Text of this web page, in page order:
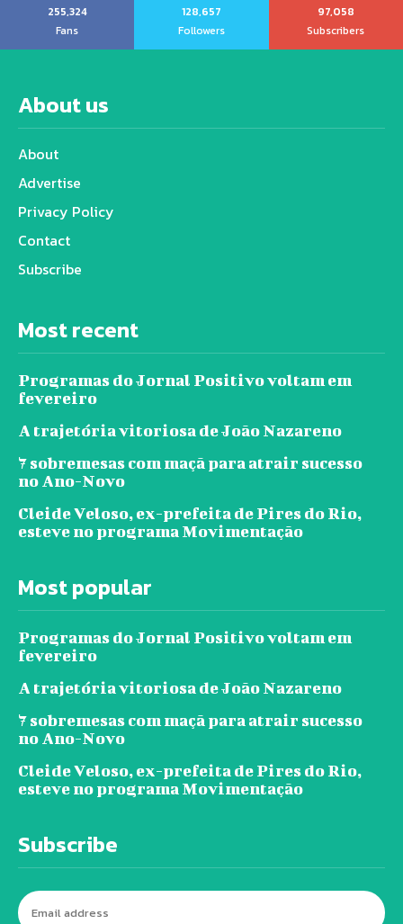
255,324
Fans
128,657
Followers
97,058
Subscribers
About us
About
Advertise
Privacy Policy
Contact
Subscribe
Most recent
Programas do Jornal Positivo voltam em
fevereiro
A trajetória vitoriosa de João Nazareno
7 sobremesas com maçã para atrair sucesso
no Ano-Novo
Cleide Veloso, ex-prefeita de Pires do Rio,
esteve no programa Movimentação
Most popular
Programas do Jornal Positivo voltam em
fevereiro
A trajetória vitoriosa de João Nazareno
7 sobremesas com maçã para atrair sucesso
no Ano-Novo
Cleide Veloso, ex-prefeita de Pires do Rio,
esteve no programa Movimentação
Subscribe